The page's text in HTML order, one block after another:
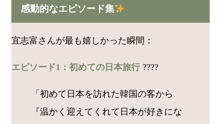
感動的なエピソード集
宜志富さんが最も嬉しかった瞬間：
エピソード1：初めての日本旅行 ????
「初めて日本を訪れた韓国の客から
『温かく迎えてくれて日本が好きにな